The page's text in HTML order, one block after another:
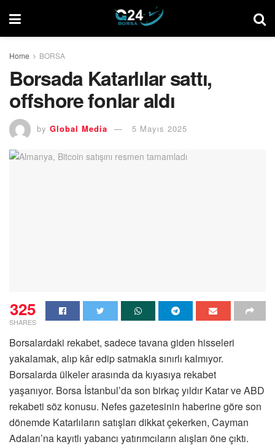
Home BORSA
Borsada Katarlılar sattı,
offshore fonlar aldı
by Global Media 5 Mayıs 2025
325
SHARES
Borsalardaki rekabet, sadece tavana giden hisseleri
yakalamak, alıp kâr edip satmakla sınırlı kalmıyor.
Borsalarda ülkeler arasında da kıyasıya rekabet
yaşanıyor. Borsa İstanbul’da son birkaç yıldır Katar ve ABD
rekabeti söz konusu. Nefes gazetesinin haberine göre son
dönemde Katarlıların satışları dikkat çekerken, Cayman
Adaları’na kayıtlı yabancı yatırımcıların alışları öne çıktı.